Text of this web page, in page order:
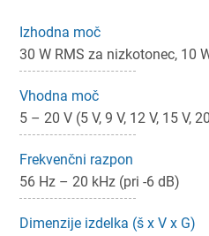
Izhodna moč
30 W RMS za nizkotonec, 10
Vhodna moč
5 – 20 V (5 V, 9 V, 12 V, 15 V,
Frekvenčni razpon
56 Hz – 20 kHz (pri -6 dB)
Dimenzije izdelka (š x V x G)
na seznam želja morate biti